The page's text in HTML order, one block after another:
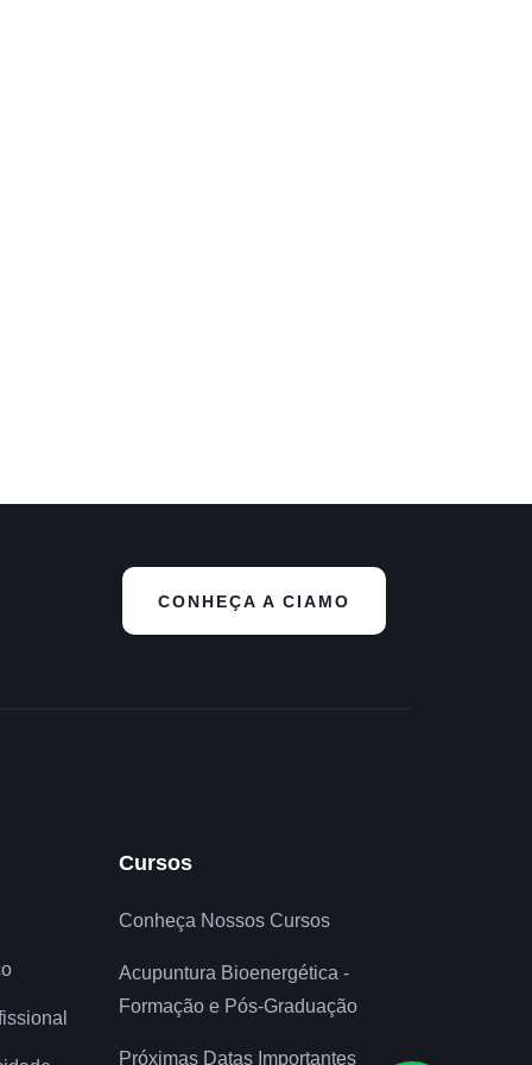
CONHEÇA A CIAMO
Cursos
Conheça Nossos Cursos
Acupuntura Bioenergética -
Formação e Pós-Graduação
Próximas Datas Importantes